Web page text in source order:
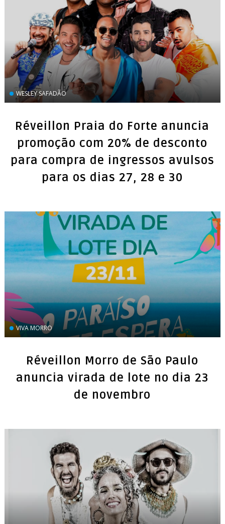
WESLEY SAFADÃO
Réveillon Praia do Forte anuncia
promoção com 20% de desconto
para compra de ingressos avulsos
para os dias 27, 28 e 30
VIVA MORRO
Réveillon Morro de São Paulo
anuncia virada de lote no dia 23
de novembro